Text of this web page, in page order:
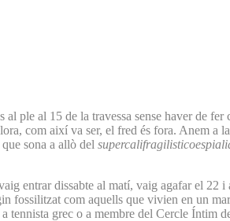
ple al 15 de la travessa sense haver de
com així va ser, el fred és fora. Anem a
sona a allò del
entrar dissabte al matí, vaig agafar el
fossilitzat com aquells que vivien en un
a tennista grec o a membre del Cercle Íntim